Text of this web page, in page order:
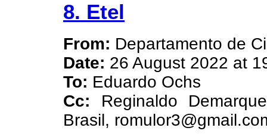
8. Etel
From: Departamento de
Date: 26 August 2022 at
To: Eduardo Ochs
Cc: Reginaldo
Brasil,